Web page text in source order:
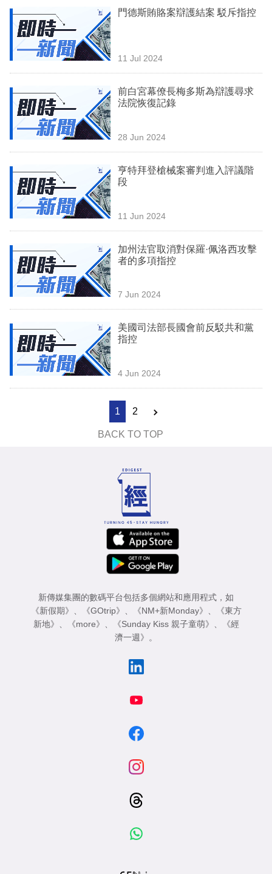
訂
閱
門德斯賄賂案辯護結案 駁斥指控
11 Jul 2024
前白宮幕僚長梅多斯為辯護尋求
法院恢復記錄
28 Jun 2024
亨特拜登槍械案審判進入評議階
段
11 Jun 2024
加州法官取消對保羅·佩洛西攻擊
者的多項指控
7 Jun 2024
美國司法部長國會前反駁共和黨
指控
4 Jun 2024
1 2
BACK TO TOP
新傳媒集團的數碼平台包括多個網站和應用程式，如
《新假期》 、 《GOtrip》 、 《NM+新Monday》 、
《東方
新地》 、 《more》 、 《Sunday Kiss 親子童萌》 、
《經
濟一週》 。